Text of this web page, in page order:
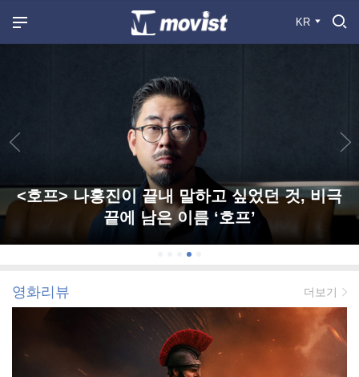
KR
<호프> 나홍진이 끝내 말하고 싶었던 것, 비극
끝에 남은 이름 ‘호프’
영화리뷰 더보기